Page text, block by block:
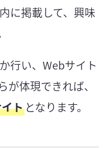
に掲載して、興味
行い、Webサイト
体現できれば、
トとなります。